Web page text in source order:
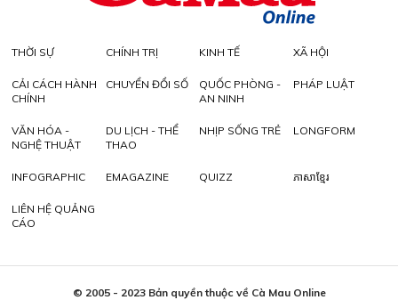
THỜI SỰ CHÍNH TRỊ KINH TẾ XÃ HỘI
CẢI CÁCH HÀNH
CHÍNH
CHUYỂN ĐỔI SỐ
QUỐC PHÒNG -
AN NINH
PHÁP LUẬT
VĂN HÓA -
NGHỆ THUẬT
DU LỊCH - THỂ
THAO
NHỊP SỐNG TRẺ LONGFORM
INFOGRAPHIC EMAGAZINE QUIZZ ភាសាខ្មែរ
LIÊN HỆ QUẢNG
CÁO
© 2005 - 2023 Bản quyền thuộc về Cà Mau Online